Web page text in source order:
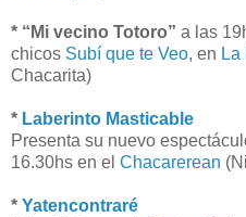
* “Mi vecino Totoro” a las
chicos Subí que te Veo, en La
Chacarita)
* Laberinto Masticable
Presenta su nuevo
16.30hs en el Chacarerean
* Yatencontraré